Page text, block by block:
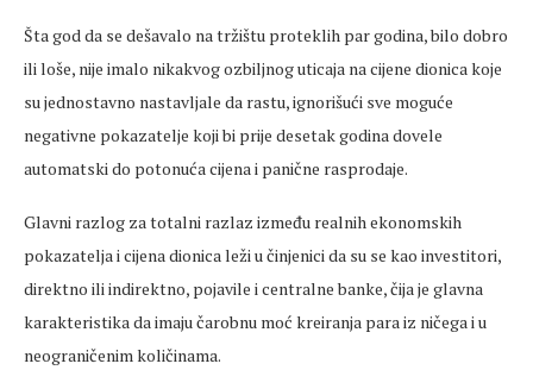
Šta god da se dešavalo na tržištu proteklih par godina, bilo dobro
ili loše, nije imalo nikakvog ozbiljnog uticaja na cijene dionica koje
su jednostavno nastavljale da rastu, ignorišući sve moguće
negativne pokazatelje koji bi prije desetak godina dovele
automatski do potonuća cijena i panične rasprodaje.
Glavni razlog za totalni razlaz između realnih ekonomskih
pokazatelja i cijena dionica leži u činjenici da su se kao investitori,
direktno ili indirektno, pojavile i centralne banke, čija je glavna
karakteristika da imaju čarobnu moć kreiranja para iz ničega i u
neograničenim količinama.